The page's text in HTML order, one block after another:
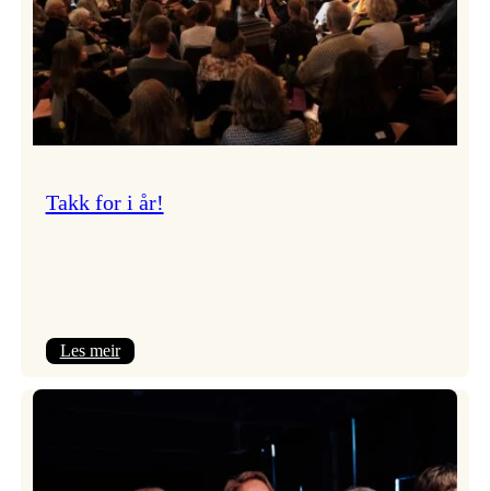
Takk for i år!
Les meir: